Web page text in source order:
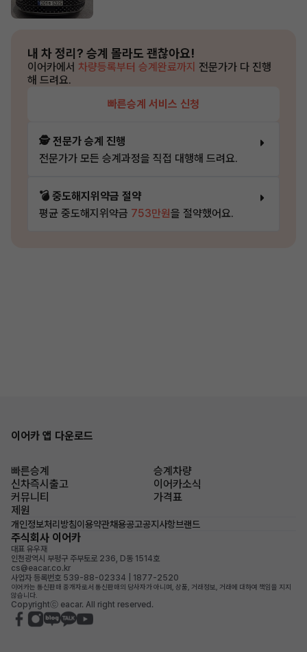
내 차 정리? 승계 몰라도 괜찮아요!
이어카에서 차량등록부터 승계완료까지 전문가가 다 진행
해 드려요.
빠른승계 서비스 신청
🕵️ 전문가 승계 진행
전문가가 모든 승계과정을 직접 대행해 드려요.
💣 중도해지위약금 절약
평균 중도해지위약금 753만원을 절약했어요.
이어카 앱 다운로드
빠른승계
승계차량
신차즉시출고
이어카소식
커뮤니티
가격표
제원
개인정보처리방침이용약관채용공고공지사항브랜드
주식회사 이어카
대표 유우재
인천광역시 부평구 주부토로 236, D동 1514호
cs@eacar.co.kr
사업자 등록번호 539-88-02334 | 1877-2520
이어카는 통신판매 중개자로서 통신판매의 당사자가 아니며, 상품, 거래정보, 거래에 대하여 책임을 지지
않습니다.
Copyrightⓒ eacar. All right reserved.